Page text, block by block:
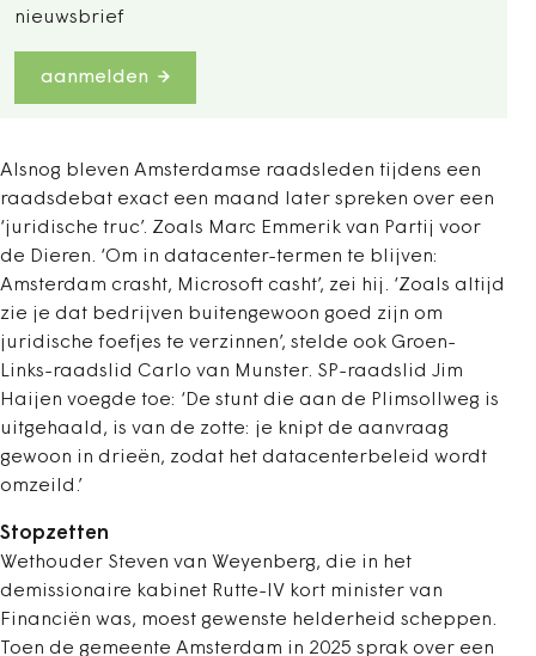
nieuwsbrief
aanmelden
Alsnog bleven Amsterdamse raadsleden tijdens een
raadsdebat exact een maand later spreken over een
‘juridische truc’. Zoals Marc Emmerik van Partij voor
de Dieren. ‘Om in datacenter-termen te blijven:
Amsterdam crasht, Microsoft casht’, zei hij. ‘Zoals altijd
zie je dat bedrijven buitengewoon goed zijn om
juridische foefjes te verzinnen’, stelde ook Groen-
Links-raadslid Carlo van Munster. SP-raadslid Jim
Haijen voegde toe: ‘De stunt die aan de Plimsollweg is
uitgehaald, is van de zotte: je knipt de aanvraag
gewoon in drieën, zodat het datacenterbeleid wordt
omzeild.’
Stopzetten
Wethouder Steven van Weyenberg, die in het
demissionaire kabinet Rutte-IV kort minister van
Financiën was, moest gewenste helderheid scheppen.
Toen de gemeente Amsterdam in 2025 sprak over een